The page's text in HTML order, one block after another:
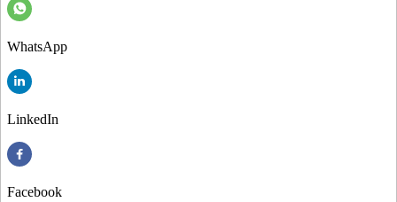
WhatsApp
LinkedIn
Facebook